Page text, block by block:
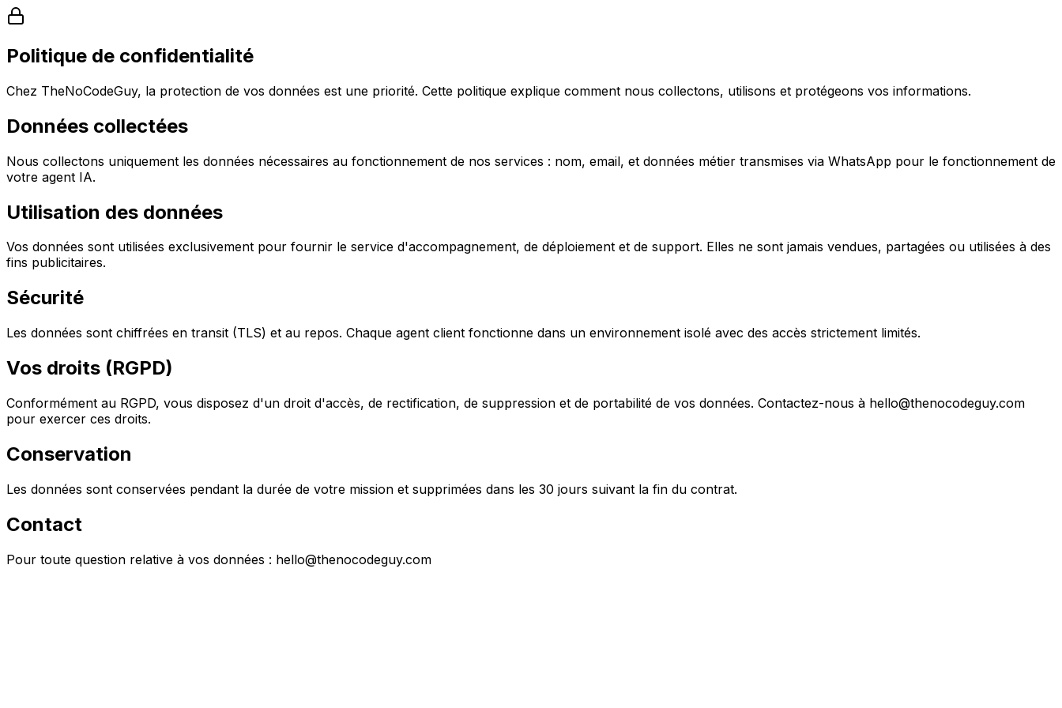
Politique de confidentialité
Chez TheNoCodeGuy, la protection de vos données est une priorité. Cette politique explique comment nous collectons, utilisons et protégeons vos informations.
Données collectées
Nous collectons uniquement les données nécessaires au fonctionnement de nos services : nom, email, et données métier transmises via WhatsApp pour le fonctionnement de
votre agent IA.
Utilisation des données
Vos données sont utilisées exclusivement pour fournir le service d'accompagnement, de déploiement et de support. Elles ne sont jamais vendues, partagées ou utilisées à des
fins publicitaires.
Sécurité
Les données sont chiffrées en transit (TLS) et au repos. Chaque agent client fonctionne dans un environnement isolé avec des accès strictement limités.
Vos droits (RGPD)
Conformément au RGPD, vous disposez d'un droit d'accès, de rectification, de suppression et de portabilité de vos données. Contactez-nous à hello@thenocodeguy.com
pour exercer ces droits.
Conservation
Les données sont conservées pendant la durée de votre mission et supprimées dans les 30 jours suivant la fin du contrat.
Contact
Pour toute question relative à vos données : hello@thenocodeguy.com